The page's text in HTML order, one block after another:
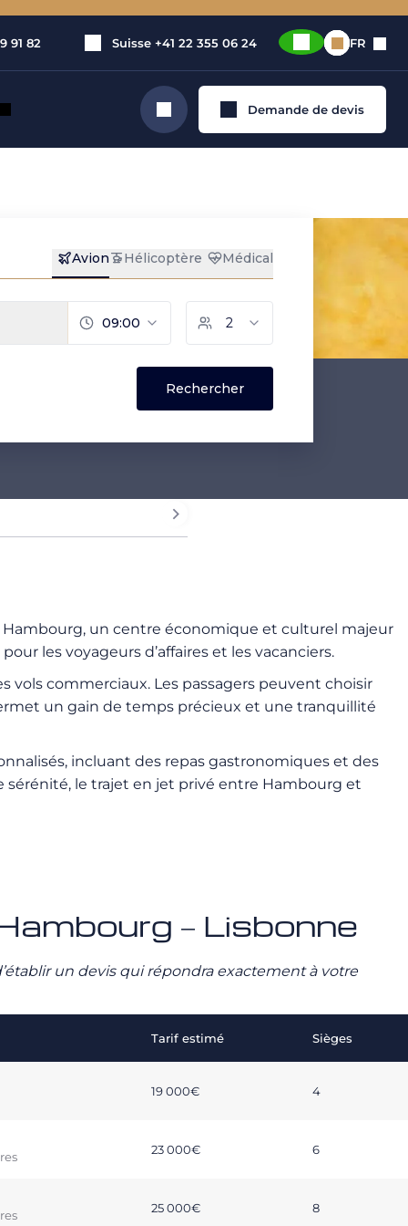
91 82 Suisse +41 22 355 06 24 FR
Rechercher Demande de devis
un centre économique et culturel majeur
les voyageurs d’affaires et les vacanciers.
commerciaux. Les passagers peuvent choisir
un gain de temps précieux et une tranquillité
incluant des repas gastronomiques et des
sérénité, le trajet en jet privé entre Hambourg et
– Lisbonne
un devis qui répondra exactement à votre
Tarif estimé Sièges
19 000€ 4
23 000€ 6
25 000€ 8